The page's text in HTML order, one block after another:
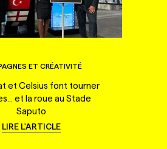
ET CRÉATIVITÉ
et Celsius font tourner
et la roue au Stade
Saputo
LIRE L'ARTICLE